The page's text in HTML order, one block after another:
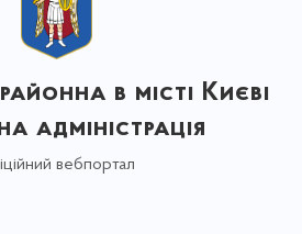
в місті Києві
адміністрація
вебпортал